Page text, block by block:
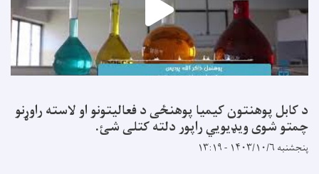
د کابل پوهنتون کیمیا پوهنځی د فعالیتونو او لاسته راوړنو
چمتو شوی ویډیویي راپور دلته کتلی شئ.
پنجشنبه ۱۴۰۳/۱۰/۶ - ۱۳:۱۹